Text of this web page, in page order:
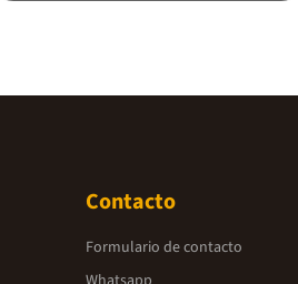
Contacto
Formulario de contacto